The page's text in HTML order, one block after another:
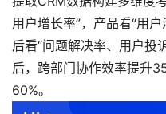
用户增长率”，产品看“用
后看“问题解决率、用户投
后，跨部门协作效率提升
60%。